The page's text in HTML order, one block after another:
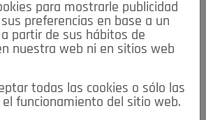
descarga esta
REVISTA
para mostrarle publicidad
preferencias en base a un
partir de sus hábitos de
nuestra web ni en sitios web
todas las cookies o sólo las
el funcionamiento del sitio web.